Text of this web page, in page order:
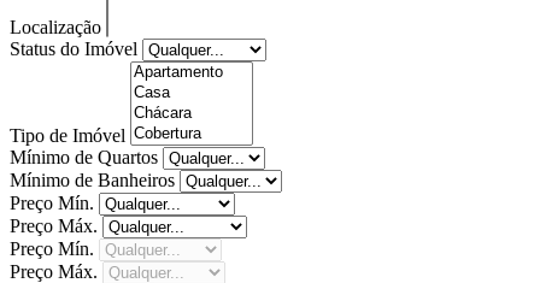
Localização
Status do Imóvel
Tipo de Imóvel
Mínimo de Quartos
Mínimo de Banheiros
Preço Mín.
Preço Máx.
Preço Mín.
Preço Máx.